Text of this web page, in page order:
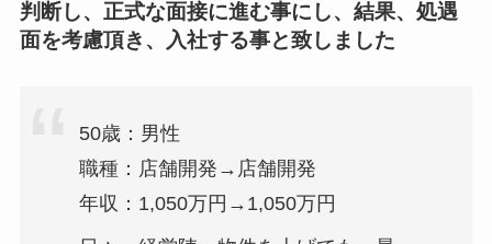
判断し、正式な面接に進む事にし、結果、処遇
面を考慮頂き、入社する事と致しました
50歳：男性
職種：店舗開発→店舗開発
年収：1,050万円→1,050万円